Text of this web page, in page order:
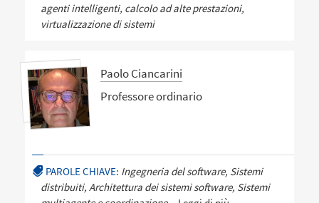
agenti intelligenti, calcolo ad alte prestazioni,
virtualizzazione di sistemi
Paolo Ciancarini
Professore ordinario
PAROLE CHIAVE: Ingegneria del software, Sistemi
distribuiti, Architettura dei sistemi software, Sistemi